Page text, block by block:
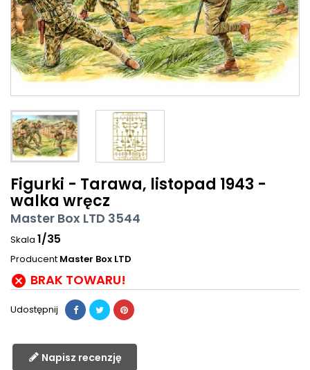
Figurki - Tarawa, listopad 1943 -
walka wręcz
Master Box LTD 3544
Skala 1/35
Producent Master Box LTD
 BRAK TOWARU!
Udostępnij
Napisz recenzję